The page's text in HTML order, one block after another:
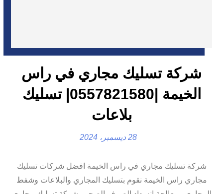
شركة تسليك مجاري في راس
الخيمة |0557821580| تسليك
بلاعات
28 ديسمبر، 2024
شركة تسليك مجاري في راس الخيمة افضل شركات تسليك
مجاري راس الخيمة نقوم بتسليك المجاري والبلاعات وشفط